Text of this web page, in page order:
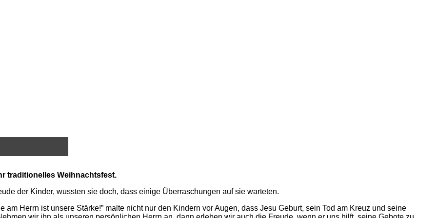
traditionelles Weihnachtsfest.
der Kinder, wussten sie doch, dass einige Überraschungen auf sie warteten.
am Herrn ist unsere Stärke!” malte nicht nur den Kindern vor Augen, dass Jesu Geburt, sein Tod am Kreuz und seine